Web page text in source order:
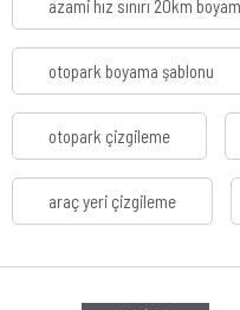
azami hız sınırı 20km
otopark boyama şablonu
otopark çizgileme
araç yeri çizgileme